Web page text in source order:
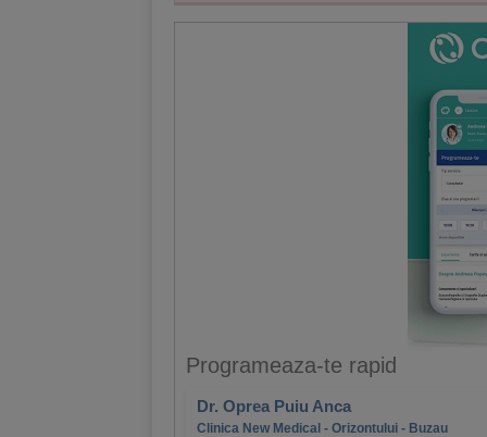
Programeaza-te rapid
Dr. Oprea Puiu Anca
Clinica New Medical - Orizontului - Buzau